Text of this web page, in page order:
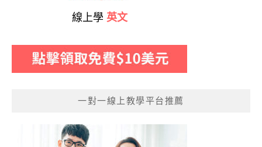
線上學 英文
一對一線上教學平台推薦